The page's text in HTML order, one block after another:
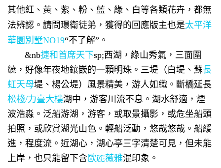
其他紅、黃、紫、粉、藍、綠、白等各類花卉，都無
法辨認。請問環衛徒弟，獲得的回應版主也是太平洋
華園別墅NO19“不了解”。
&nb捷和首席天下sp;西湖，綠山秀氣，三面圍
繞，好像年夜地鑲嵌的一顆明珠。三堤（白堤、蘇長
虹天母堤、楊公堤）風景精美，游人如織。斷橋延長
松棧/力臺大樓湖中，游客川流不息。湖水舒適，煙
波浩淼。泛船游湖，游客，或取景攝影，或危坐船頭
拍照，或欣賞湖光山色。輕船泛動，悠哉悠哉。船緩
進，程度流。近湖心，湖心亭三字清楚可見，但未能
上岸，也只能留下含歐麗薇雅混印象。